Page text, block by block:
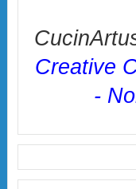
Creative
-